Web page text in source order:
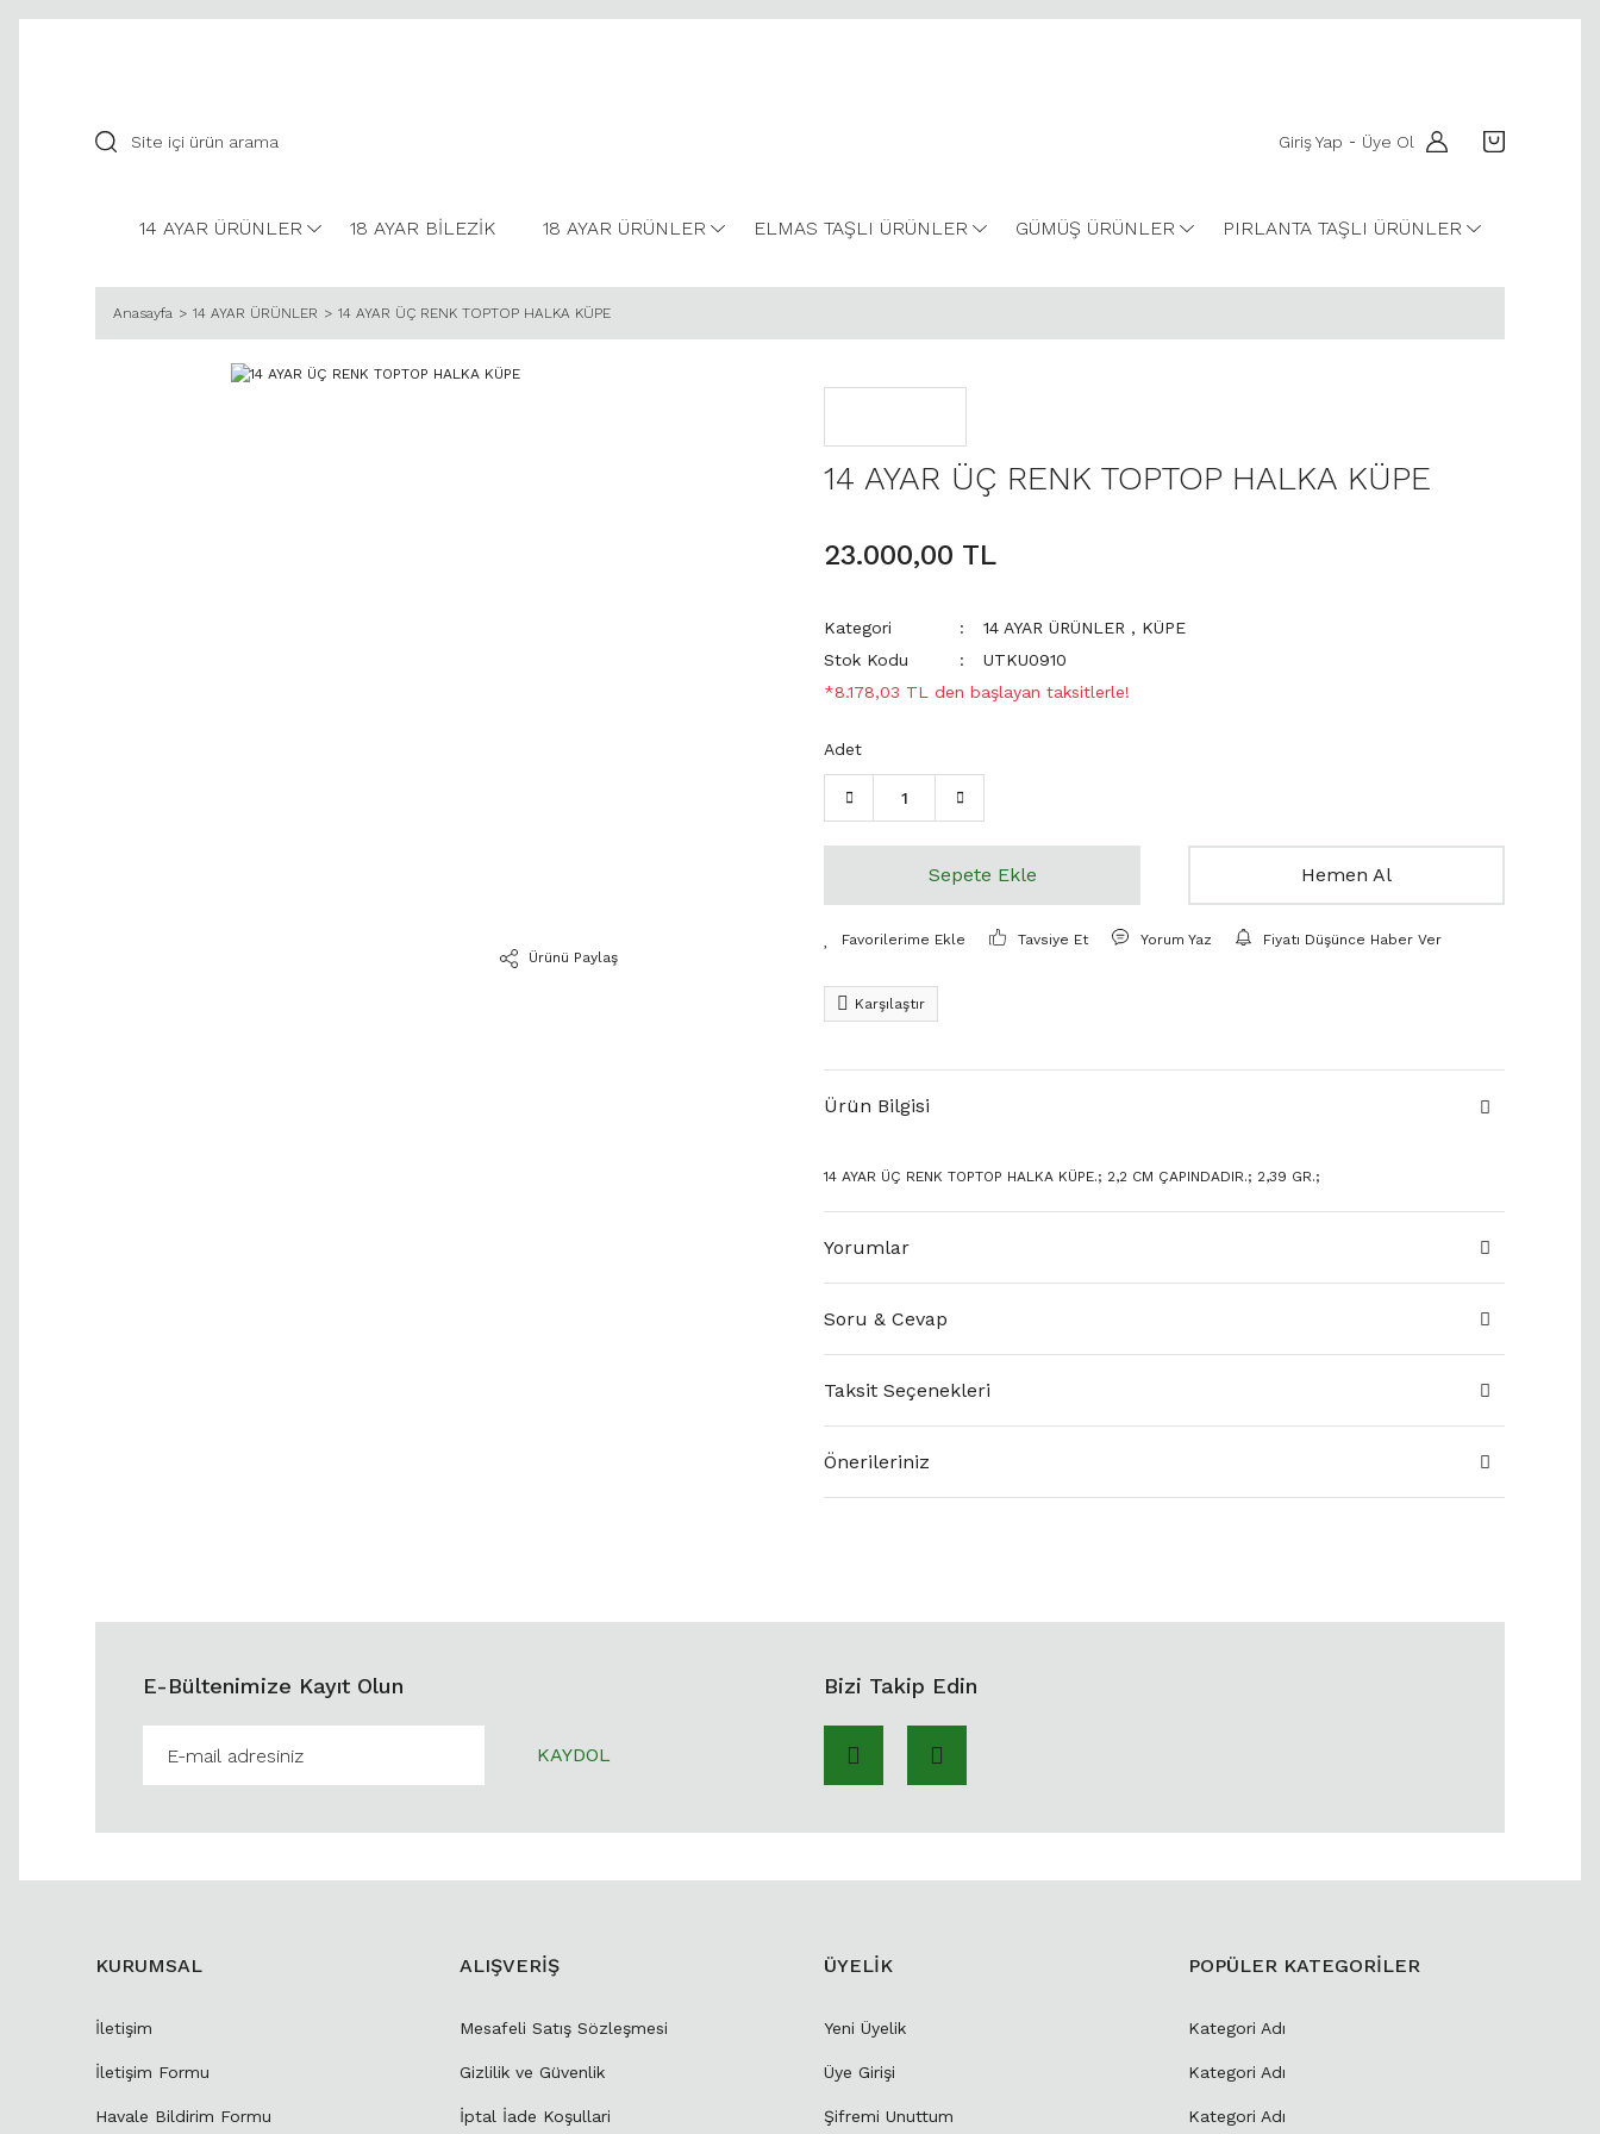
Giriş Yap - Üye Ol
14 AYAR ÜRÜNLER 18 AYAR BİLEZİK 18 AYAR ÜRÜNLER ELMAS TAŞLI ÜRÜNLER GÜMÜŞ ÜRÜNLER PIRLANTA TAŞLI ÜRÜNLER
Anasayfa 14 AYAR ÜRÜNLER 14 AYAR ÜÇ RENK TOPTOP HALKA KÜPE
Ürünü Paylaş
14 AYAR ÜÇ RENK TOPTOP HALKA KÜPE
23.000,00 TL
Kategori 14 AYAR ÜRÜNLER , KÜPE
Stok Kodu
UTKU0910
*8.178,03 TL den başlayan taksitlerle!
Adet
Sepete Ekle Hemen Al
Tavsiye Et Yorum Yaz Fiyatı Düşünce Haber Ver
Karşılaştır
Ürün Bilgisi
14 AYAR ÜÇ RENK TOPTOP HALKA KÜPE.; 2,2 CM ÇAPINDADIR.; 2,39 GR.;
Yorumlar
Soru & Cevap
Taksit Seçenekleri
Önerileriniz
E-Bültenimize Kayıt Olun
KAYDOL
Bizi Takip Edin
KURUMSAL
İletişim
İletişim Formu
Havale Bildirim Formu
ALIŞVERİŞ
Mesafeli Satış Sözleşmesi
Gizlilik ve Güvenlik
İptal İade Koşullari
ÜYELİK
Yeni Üyelik
Üye Girişi
Şifremi Unuttum
POPÜLER KATEGORİLER
Kategori Adı
Kategori Adı
Kategori Adı